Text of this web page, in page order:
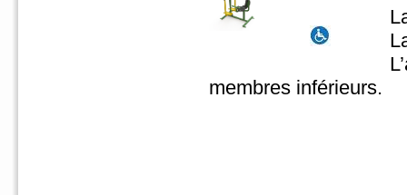
membres inférieurs.